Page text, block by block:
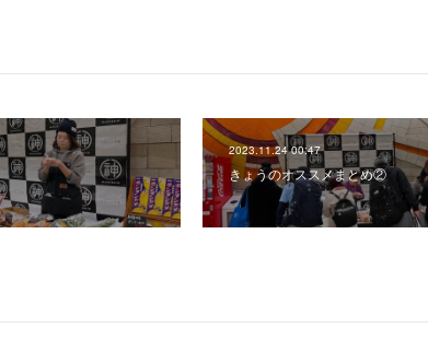
2023.11.24 00:47
きょうのオススメまとめ②